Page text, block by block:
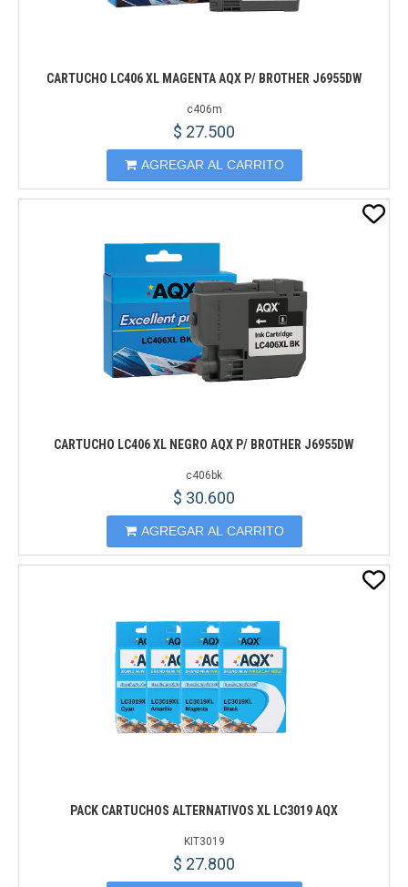
CARTUCHO LC406 XL MAGENTA AQX P/ BROTHER J6955DW
c406m
$ 27.500
AGREGAR AL CARRITO
CARTUCHO LC406 XL NEGRO AQX P/ BROTHER J6955DW
c406bk
$ 30.600
AGREGAR AL CARRITO
PACK CARTUCHOS ALTERNATIVOS XL LC3019 AQX
KIT3019
$ 27.800